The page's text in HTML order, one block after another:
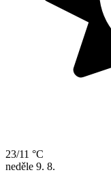
23/11 °C
neděle 9. 8.